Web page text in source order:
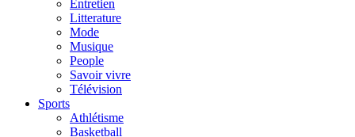
Entretien
Litterature
Mode
Musique
People
Savoir vivre
Télévision
Sports
Athlétisme
Basketball